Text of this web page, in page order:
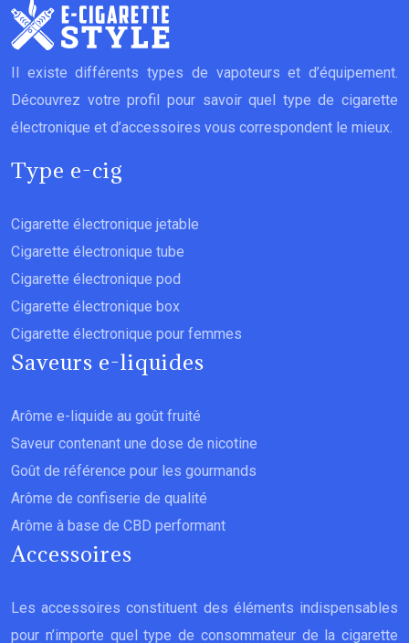
Il existe différents types de vapoteurs et d’équipement.
Découvrez votre profil pour savoir quel type de cigarette
électronique et d’accessoires vous correspondent le mieux.
Type e-cig
Cigarette électronique jetable
Cigarette électronique tube
Cigarette électronique pod
Cigarette électronique box
Cigarette électronique pour femmes
Saveurs e-liquides
Arôme e-liquide au goût fruité
Saveur contenant une dose de nicotine
Goût de référence pour les gourmands
Arôme de confiserie de qualité
Arôme à base de CBD performant
Accessoires
Les accessoires constituent des éléments indispensables
pour n’importe quel type de consommateur de la cigarette